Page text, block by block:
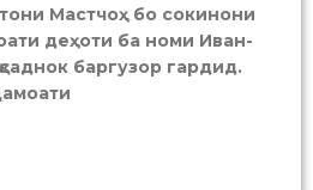
Мастчоҳ бо сокинони
деҳоти ба номи Иван-
баргузор гардид.